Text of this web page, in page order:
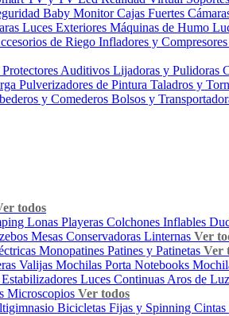
Baby MonitorCajas Fuertes
Luces Exteriores Máquinas de Humo
de Riego Infladores y Compresores
Protectores Auditivos Lijadoras y Pulidoras
Pulverizadores de Pintura Taladros y
y Comederos Bolsos y
todos
Lonas Playeras Colchones Inflables
Mesas Conservadoras Linternas Ver
Monopatines Patines y Patinetas Ver
Valijas Mochilas Porta Notebooks
Estabilizadores Luces Continuas Aros de Luz
Microscopios Ver todos
Bicicletas Fijas y Spinning Cintas